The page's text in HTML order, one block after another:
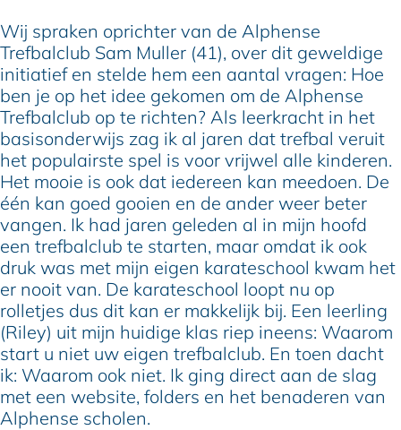
Wij spraken oprichter van de Alphense
Trefbalclub Sam Muller (41), over dit geweldige
initiatief en stelde hem een aantal vragen: Hoe
ben je op het idee gekomen om de Alphense
Trefbalclub op te richten? Als leerkracht in het
basisonderwijs zag ik al jaren dat trefbal veruit
het populairste spel is voor vrijwel alle kinderen.
Het mooie is ook dat iedereen kan meedoen. De
één kan goed gooien en de ander weer beter
vangen. Ik had jaren geleden al in mijn hoofd
een trefbalclub te starten, maar omdat ik ook
druk was met mijn eigen karateschool kwam het
er nooit van. De karateschool loopt nu op
rolletjes dus dit kan er makkelijk bij. Een leerling
(Riley) uit mijn huidige klas riep ineens: Waarom
start u niet uw eigen trefbalclub. En toen dacht
ik: Waarom ook niet. Ik ging direct aan de slag
met een website, folders en het benaderen van
Alphense scholen.